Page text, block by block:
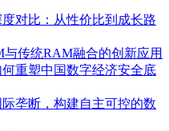
对比：从性价比到成长路
传统RAM融合的创新应用
重塑中国数字经济安全底
垄断，构建自主可控的数